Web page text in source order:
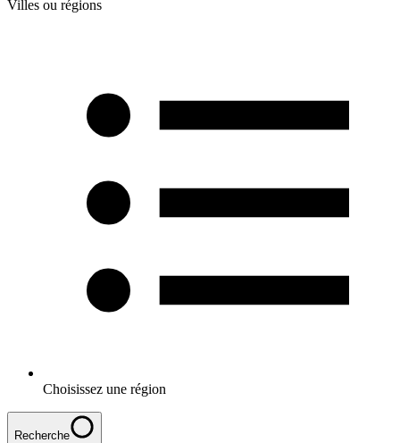
Villes ou régions
Choisissez une région
Recherche